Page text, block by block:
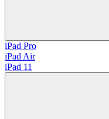
iPad Pro
iPad Air
iPad 11